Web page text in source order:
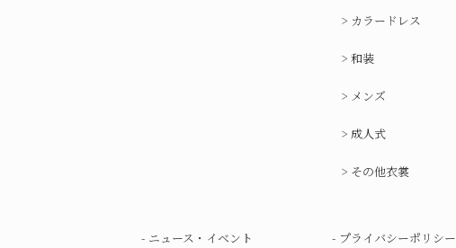
カラードレス
和装
メンズ
成人式
その他衣裳
ニュース・イベント プライバシーポリシー